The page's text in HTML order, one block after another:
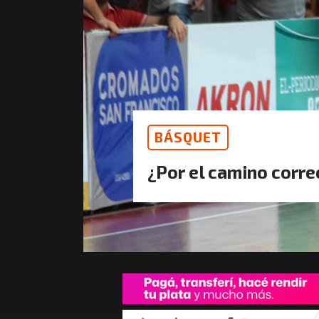
BÁSQUET
¿Por el camino